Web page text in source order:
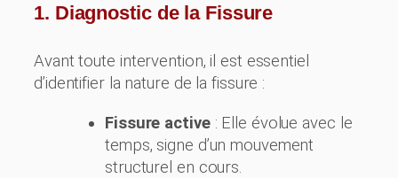
1. Diagnostic de la Fissure
Avant toute intervention, il est essentiel
d’identifier la nature de la fissure :
Fissure active: Elle évolue avec le
temps, signe d’un mouvement
structurel en cours.